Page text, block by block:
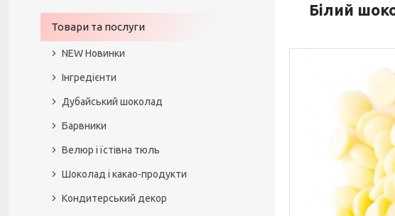
Білий
Товари та послуги
NEW Новинки
Інгредієнти
Дубайський шоколад
Барвники
Велюр і їстівна тюль
Шоколад і какао-продукти
Кондитерський декор